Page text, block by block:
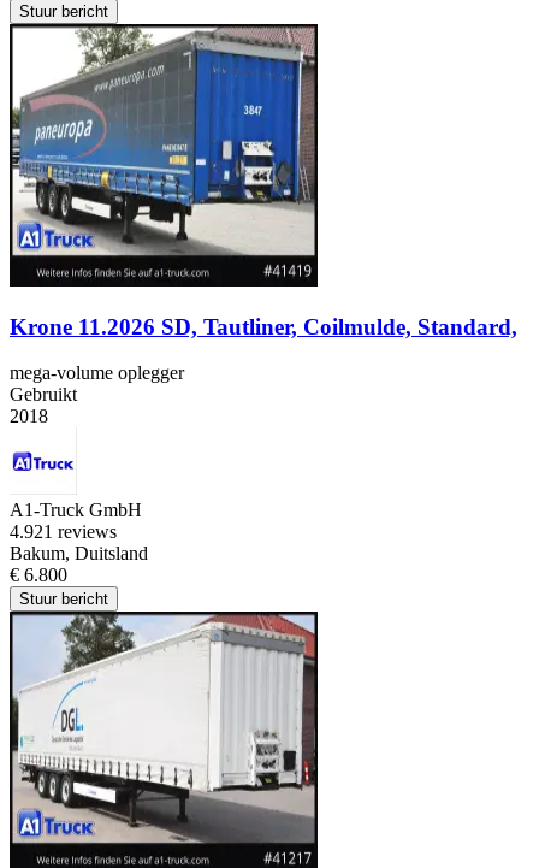
Stuur bericht
Krone 11.2026 SD, Tautliner, Coilmulde, Standard,
mega-volume oplegger
Gebruikt
2018
A1-Truck GmbH
4.921 reviews
Bakum, Duitsland
€ 6.800
Stuur bericht